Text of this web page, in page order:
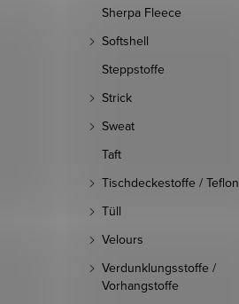
Sherpa Fleece
Softshell
Steppstoffe
Strick
Sweat
Taft
Tischdeckestoffe / Teflon
Tüll
Velours
Verdunklungsstoffe /
Vorhangstoffe